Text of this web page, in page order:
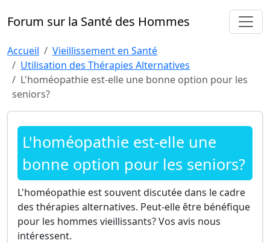
Forum sur la Santé des Hommes
Accueil
Vieillissement en Santé
Utilisation des Thérapies Alternatives
L'homéopathie est-elle une bonne option pour les
seniors?
L'homéopathie est-elle une
bonne option pour les seniors?
L'homéopathie est souvent discutée dans le cadre
des thérapies alternatives. Peut-elle être bénéfique
pour les hommes vieillissants? Vos avis nous
intéressent.